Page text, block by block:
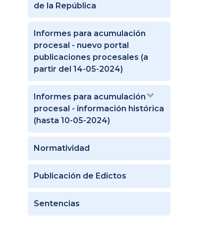
de la República
Informes para acumulación
procesal - nuevo portal
publicaciones procesales (a
partir del 14-05-2024)
Informes para acumulación
procesal - información histórica
(hasta 10-05-2024)
Normatividad
Publicación de Edictos
Sentencias